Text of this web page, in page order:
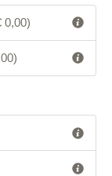
0,00)